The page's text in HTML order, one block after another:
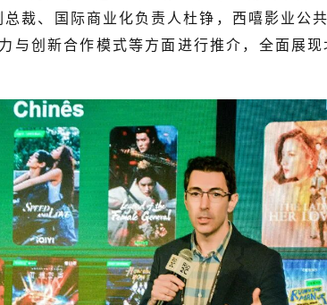
裁、国际商业化负责人杜铮，西嘻影业公
与创新合作模式等方面进行推介，全面展